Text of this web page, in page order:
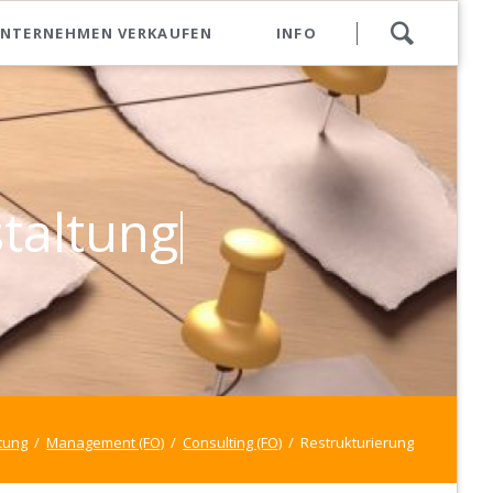
überspringen
VERKAUFEN INFO
aus Insolvenzverwertung
aus Insolvenzverwertung
aus Insolvenzverwertung
& Maschinen aus Insolvenzverwertung
aus Insolvenzverwertung
aus Insolvenzverwertung
& Freizeitartikel aus Insolvenzverwertung
vo
Strukturen &
Management (FO) Consulting (FO) Restrukturierung